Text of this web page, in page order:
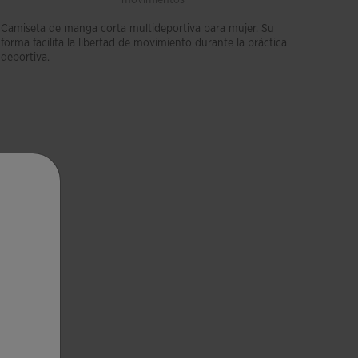
Camiseta de manga corta multideportiva para mujer. Su
forma facilita la libertad de movimiento durante la práctica
deportiva.